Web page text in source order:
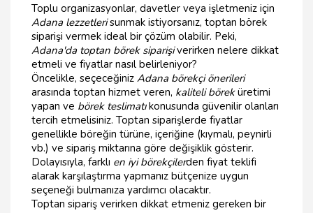
Toplu organizasyonlar, davetler veya işletmeniz için
Adana lezzetlerisunmak istiyorsanız, toptan börek
siparişi vermek ideal bir çözüm olabilir. Peki,
Adana'da toptan börek siparişiverirken nelere dikkat
etmeli ve fiyatlar nasıl belirleniyor?
Öncelikle, seçeceğiniz Adana börekçi önerileri
arasında toptan hizmet veren, kaliteli böreküretimi
yapan ve börek teslimatıkonusunda güvenilir olanları
tercih etmelisiniz. Toptan siparişlerde fiyatlar
genellikle böreğin türüne, içeriğine (kıymalı, peynirli
vb.) ve sipariş miktarına göre değişiklik gösterir.
Dolayısıyla, farklı en iyi börekçilerden fiyat teklifi
alarak karşılaştırma yapmanız bütçenize uygun
seçeneği bulmanıza yardımcı olacaktır.
Toptan sipariş verirken dikkat etmeniz gereken bir